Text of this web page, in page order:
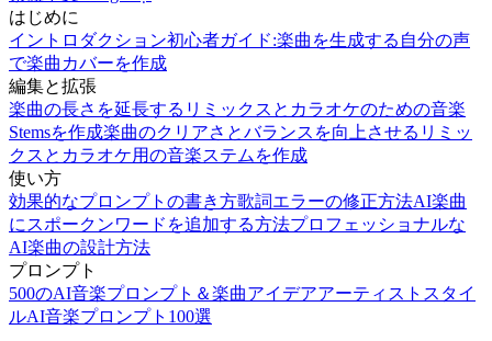
はじめに
イントロダクション初心者ガイド:楽曲を生成する 自分の声
で楽曲カバーを作成
編集と拡張
楽曲の長さを延長する リミックスとカラオケのための音楽
Stemsを作成楽曲のクリアさとバランスを向上させる リミッ
クスとカラオケ用の音楽ステムを作成
使い方
効果的なプロンプトの書き方歌詞エラーの修正方法AI楽曲
にスポークンワードを追加する方法プロフェッショナルな
AI楽曲の設計方法
プロンプト
500のAI音楽プロンプト＆楽曲アイデアアーティストスタイ
ルAI音楽プロンプト100選